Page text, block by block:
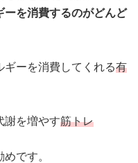
ーを消費するのがどんど
ーを消費してくれる有
を増やす筋トレ
です。